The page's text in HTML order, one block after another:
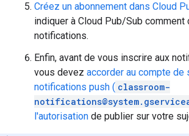
Créez un abonnement dans Cloud
indiquer à Cloud Pub/Sub
notifications.
Enfin, avant de vous inscrire aux
vous devez accorder au compte de
notifications push ( classroom-
l'autorisation de publier sur votre